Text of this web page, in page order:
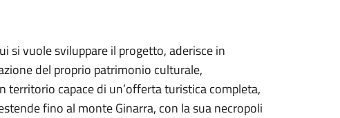
si vuole sviluppare il progetto, aderisce in
del proprio patrimonio culturale,
territorio capace di un’offerta turistica completa,
fino al monte Ginarra, con la sua necropoli